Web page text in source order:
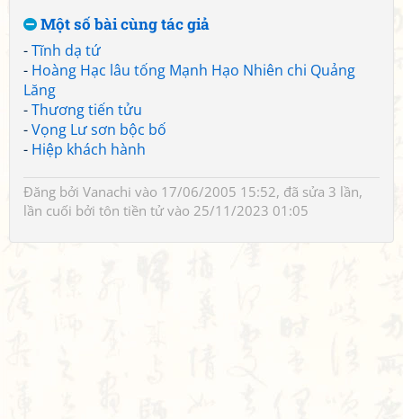
Một số bài cùng tác giả
-Tĩnh dạ tứ
- Hoàng Hạc lâu tống Mạnh Hạo Nhiên chi Quảng
Lăng
-Thương tiến tửu
-Vọng Lư sơn bộc bố
- Hiệp khách hành
Đăng bởi Vanachi vào 17/06/2005 15:52, đã sửa 3 lần,
lần cuối bởi tôn tiền tửvào 25/11/2023 01:05